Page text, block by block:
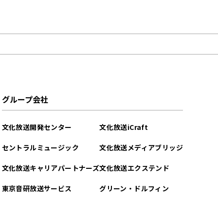
グループ会社
文化放送開発センター
セントラルミュージック
文化放送キャリアパートナーズ
東京音研放送サービス
文化放送iCraft
文化放送メディアブリッジ
文化放送エクステンド
グリーン・ドルフィン